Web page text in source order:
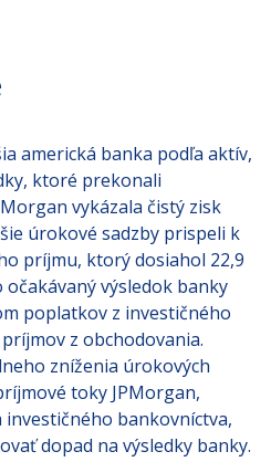
americká banka podľa aktív,
ktoré prekonali
vykázala čistý zisk
úrokové sadzby prispeli k
príjmu, ktorý dosiahol 22,9
výsledok banky
poplatkov z investičného
z obchodovania.
zníženia úrokových
toky JPMorgan,
bankovníctva,
dopad na výsledky banky.